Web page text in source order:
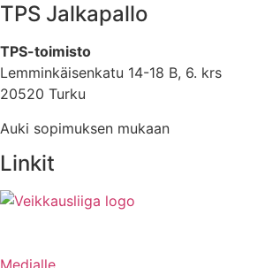
TPS Jalkapallo
TPS-toimisto
Lemminkäisenkatu 14-18 B, 6. krs
20520 Turku
Auki sopimuksen mukaan
Linkit